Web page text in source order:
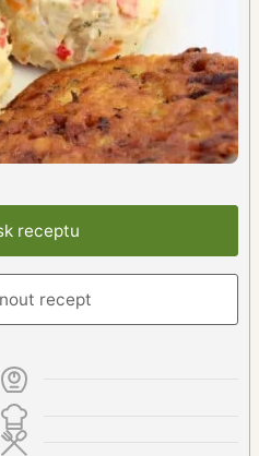
receptu
recept